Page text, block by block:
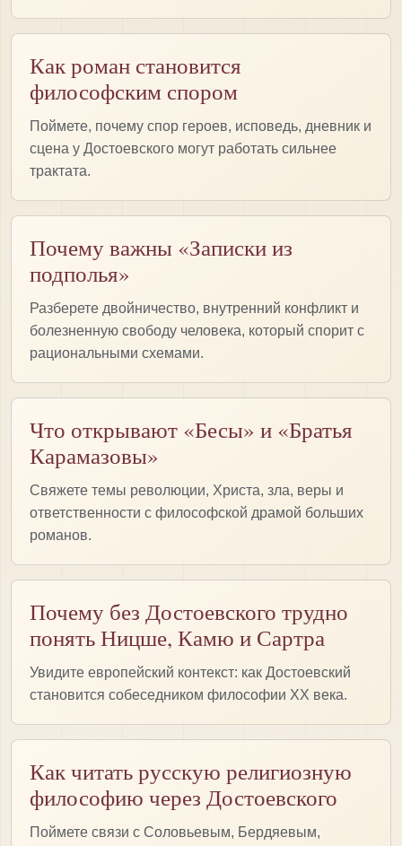
Как роман становится
философским спором
Поймете, почему спор героев, исповедь, дневник и
сцена у Достоевского могут работать сильнее
трактата.
Почему важны «Записки из
подполья»
Разберете двойничество, внутренний конфликт и
болезненную свободу человека, который спорит с
рациональными схемами.
Что открывают «Бесы» и «Братья
Карамазовы»
Свяжете темы революции, Христа, зла, веры и
ответственности с философской драмой больших
романов.
Почему без Достоевского трудно
понять Ницше, Камю и Сартра
Увидите европейский контекст: как Достоевский
становится собеседником философии XX века.
Как читать русскую религиозную
философию через Достоевского
Поймете связи с Соловьевым, Бердяевым,